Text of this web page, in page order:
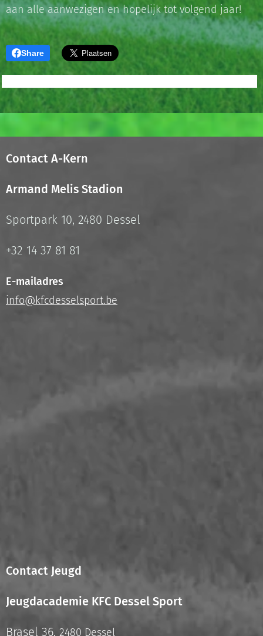
aan alle aanwezigen en hopelijk tot volgend jaar!
Share
Contact A-Kern
Armand Melis Stadion
Sportpark 10, 2480 Dessel
+32 14 37 81 81
E-mailadres
info@kfcdesselsport.be
Contact Jeugd
Jeugdacademie KFC Dessel Sport
Brasel 36, 2480 Dessel